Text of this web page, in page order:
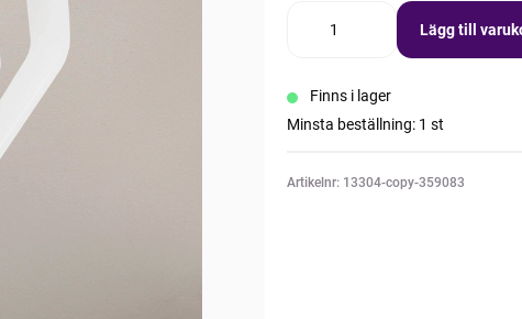
Lägg till
Finns i lager
Minsta beställning: 1 st
Artikelnr: 13304-copy-359083